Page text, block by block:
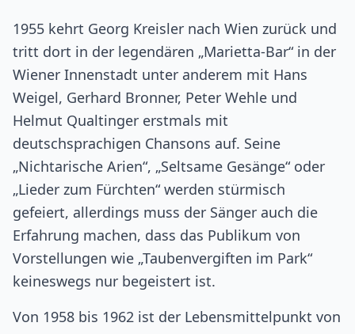
1955 kehrt Georg Kreisler nach Wien zurück und
tritt dort in der legendären „Marietta-Bar“ in der
Wiener Innenstadt unter anderem mit Hans
Weigel, Gerhard Bronner, Peter Wehle und
Helmut Qualtinger erstmals mit
deutschsprachigen Chansons auf. Seine
„Nichtarische Arien“, „Seltsame Gesänge“ oder
„Lieder zum Fürchten“ werden stürmisch
gefeiert, allerdings muss der Sänger auch die
Erfahrung machen, dass das Publikum von
Vorstellungen wie „Taubenvergiften im Park“
keineswegs nur begeistert ist.
Von 1958 bis 1962 ist der Lebensmittelpunkt von